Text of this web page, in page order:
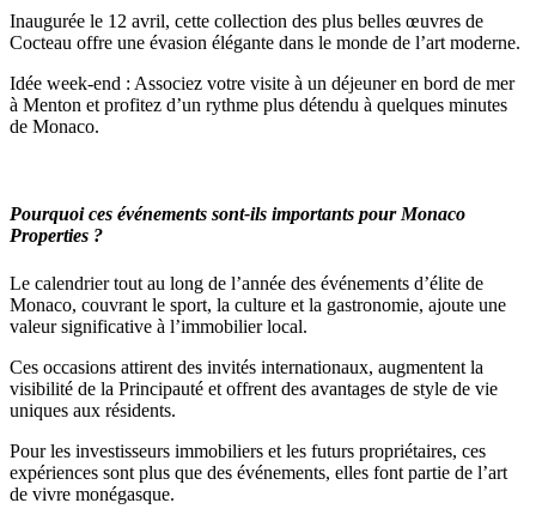
Inaugurée le 12 avril, cette collection des plus belles œuvres de
Cocteau offre une évasion élégante dans le monde de l’art moderne.
Idée week-end : Associez votre visite à un déjeuner en bord de mer
à Menton et profitez d’un rythme plus détendu à quelques minutes
de Monaco.
Pourquoi ces événements sont-ils importants pour Monaco
Properties ?
Le calendrier tout au long de l’année des événements d’élite de
Monaco, couvrant le sport, la culture et la gastronomie, ajoute une
valeur significative à l’immobilier local.
Ces occasions attirent des invités internationaux, augmentent la
visibilité de la Principauté et offrent des avantages de style de vie
uniques aux résidents.
Pour les investisseurs immobiliers et les futurs propriétaires, ces
expériences sont plus que des événements, elles font partie de l’art
de vivre monégasque.